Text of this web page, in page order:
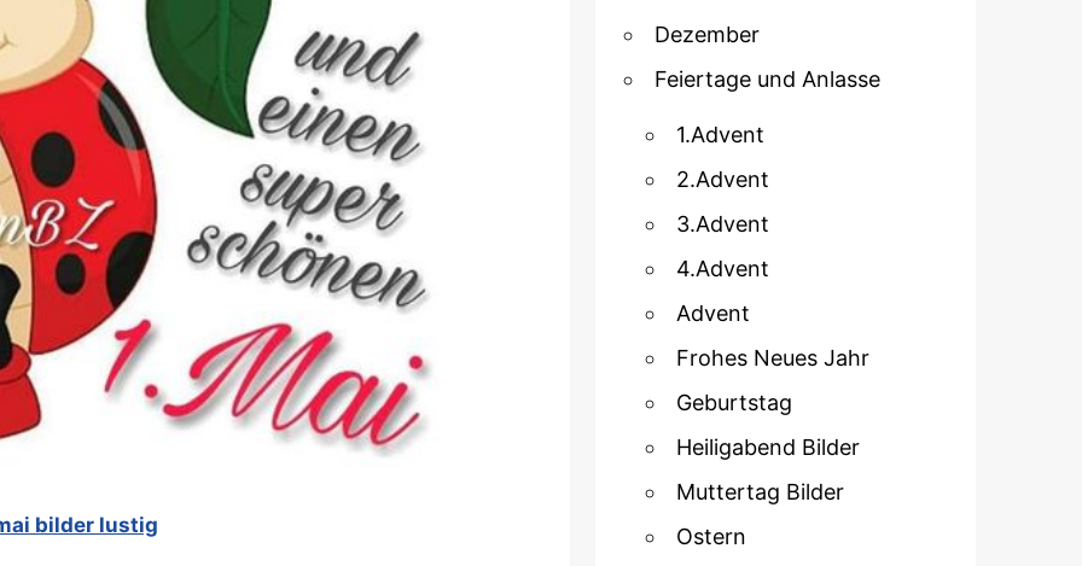
bilder lustig
Dezember
Feiertage und Anlasse
1.Advent
2.Advent
3.Advent
4.Advent
Advent
Frohes Neues Jahr
Geburtstag
Heiligabend Bilder
Muttertag Bilder
Ostern